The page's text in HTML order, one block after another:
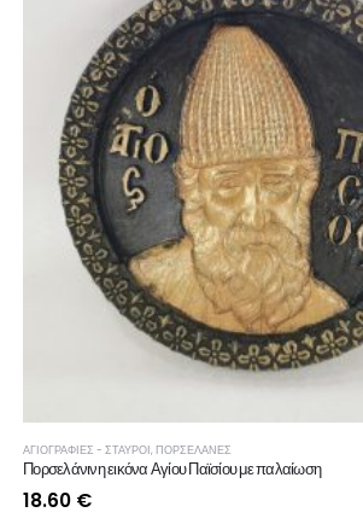
ΑΓΙΟΓΡΑΦΙΕΣ - ΣΤΑΥΡΟΙ, ΠΟΡΣΕΛΑΝΕΣ
Πορσελάνινη εικόνα Αγίου Παϊσίου με παλαίωση
18.60 €